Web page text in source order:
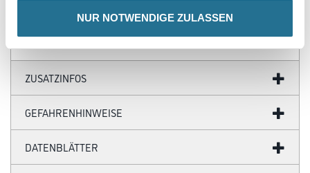
NUR NOTWENDIGE ZULASSEN
- Wandklebetechnik
ZUSATZINFOS
GEFAHRENHINWEISE
DATENBLÄTTER